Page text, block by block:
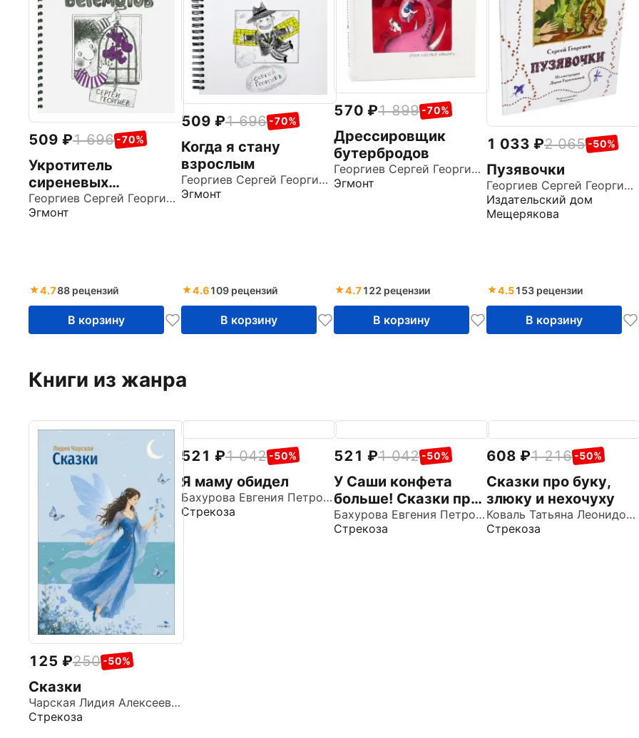
509 1 696 -70%
Укротитель
сиреневых
бегемотов
Георгиев Сергей Георгиевич
Эгмонт
4.788 рецензий
В корзину
509 1 696 -70%
Когда я стану
взрослым
Георгиев Сергей Георгиевич
Эгмонт
4.6109 рецензий
В корзину
570 1 899 -70%
Дрессировщик
бутербродов
Георгиев Сергей Георгиевич
Эгмонт
4.7122 рецензии
В корзину
1 033 2 065 -50%
Пузявочки
Георгиев Сергей Георгиевич
Издательский дом
Мещерякова
4.5153 рецензии
В корзину
Книги из жанра
125 250 -50%
Сказки
Чарская Лидия Алексеевна
Стрекоза
521 1 042 -50%
Я маму обидел
Бахурова Евгения Петровна
Стрекоза
521 1 042 -50%
У Саши конфета
больше! Сказки про
нежадных малышейБахурова Евгения Петровна
Стрекоза
608 1 216 -50%
Сказки про буку,
злюку и нехочуху
Коваль Татьяна Леонидовна
Стрекоза